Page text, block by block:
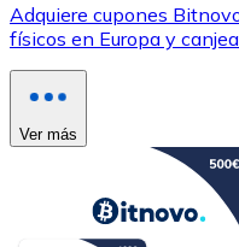
Adquiere cupones
físicos en Europa y
Ver más